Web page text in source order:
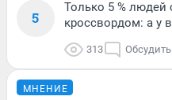
5
Только 5 % людей
кроссвордом: а у
313 Обсудить
МНЕНИЕ